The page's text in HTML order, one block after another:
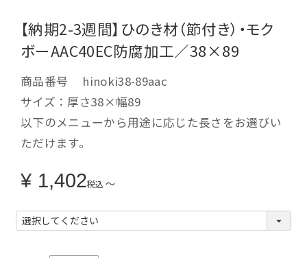
【納期2-3週間】ひのき材（節付き）・モク
ボーAAC40EC防腐加工／38×89
商品番号
hinoki38-89aac
サイズ：厚さ38×幅89
以下のメニューから用途に応じた長さをお選びい
ただけます。
¥ 1,402税込 〜